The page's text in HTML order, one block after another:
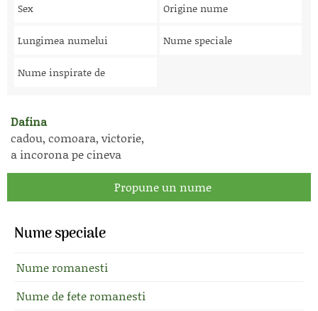
Sex Origine nume
Lungimea numelui Nume speciale
Nume inspirate de
Dafina
cadou, comoara, victorie,
a incorona pe cineva
Propune un nume
Nume speciale
Nume romanesti
Nume de fete romanesti